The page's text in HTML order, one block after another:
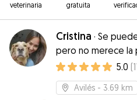
veterinaria
gratuita
Cristina · Se
pero no merece la
5.0 (
Avilés - 3.69 km